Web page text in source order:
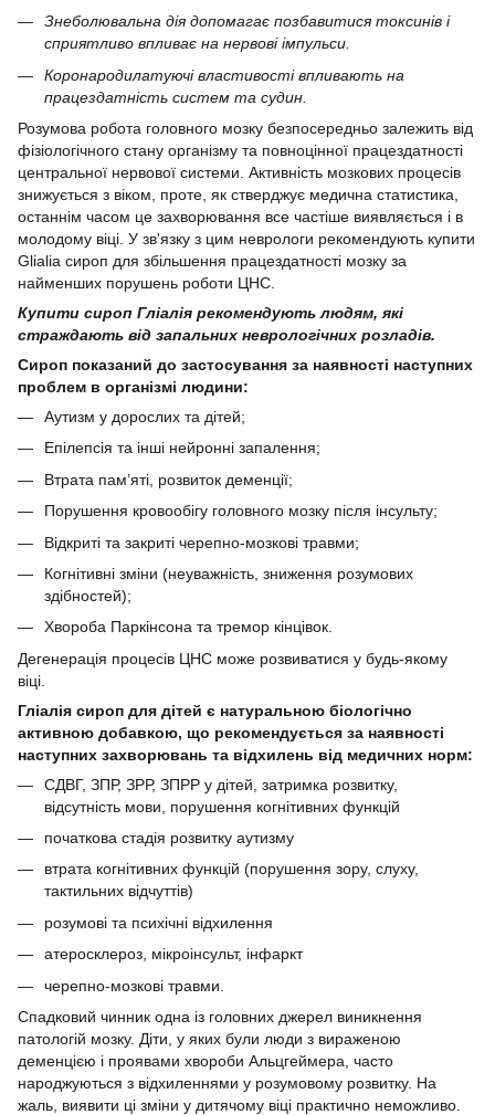
Знеболювальна дія допомагає позбавитися токсинів і
сприятливо впливає на нервові імпульси.
Коронародилатуючі властивості впливають на
працездатність систем та судин.
Розумова робота головного мозку безпосередньо залежить від
фізіологічного стану організму та повноцінної працездатності
центральної нервової системи. Активність мозкових процесів
знижується з віком, проте, як стверджує медична статистика,
останнім часом це захворювання все частіше виявляється і в
молодому віці. У зв'язку з цим неврологи рекомендують купити
Glialia сироп для збільшення працездатності мозку за
найменших порушень роботи ЦНС.
Купити сироп Гліалія рекомендують людям, які
страждають від запальних неврологічних розладів.
Сироп показаний до застосування за наявності наступних
проблем в організмі людини:
Аутизм у дорослих та дітей;
Епілепсія та інші нейронні запалення;
Втрата пам’яті, розвиток деменції;
Порушення кровообігу головного мозку після інсульту;
Відкриті та закриті черепно-мозкові травми;
Когнітивні зміни (неуважність, зниження розумових
здібностей);
Хвороба Паркінсона та тремор кінцівок.
Дегенерація процесів ЦНС може розвиватися у будь-якому
віці.
Гліалія сироп для дітей є натуральною біологічно
активною добавкою, що рекомендується за наявності
наступних захворювань та відхилень від медичних норм:
СДВГ, ЗПР, ЗРР, ЗПРР у дітей, затримка розвитку,
відсутність мови, порушення когнітивних функцій
початкова стадія розвитку аутизму
втрата когнітивних функцій (порушення зору, слуху,
тактильних відчуттів)
розумові та психічні відхилення
атеросклероз, мікроінсульт, інфаркт
черепно-мозкові травми.
Спадковий чинник одна із головних джерел виникнення
патологій мозку. Діти, у яких були люди з вираженою
деменцією і проявами хвороби Альцгеймера, часто
народжуються з відхиленнями у розумовому розвитку. На
жаль, виявити ці зміни у дитячому віці практично неможливо.